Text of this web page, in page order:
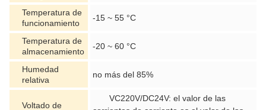
Temperatura de
funcionamiento
-15 ~ 55 °C
Temperatura de
almacenamiento
-20 ~ 60 °C
Humedad
relativa
no más del 85%
Voltado de
VC220V/DC24V: el valor de las